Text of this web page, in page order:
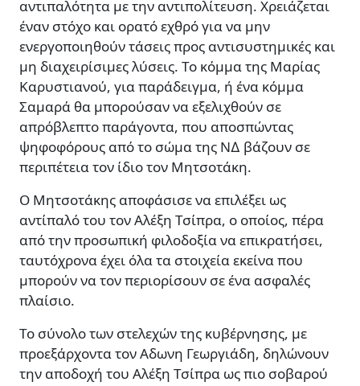
αντιπαλότητα µε την αντιπολίτευση. Χρειάζεται
έναν στόχο και ορατό εχθρό για να µην
ενεργοποιηθούν τάσεις προς αντισυστηµικές και
µη διαχειρίσιµες λύσεις. Το κόµµα της Μαρίας
Καρυστιανού, για παράδειγµα, ή ένα κόµµα
Σαµαρά θα µπορούσαν να εξελιχθούν σε
απρόβλεπτο παράγοντα, που αποσπώντας
ψηφοφόρους από το σώµα της Ν∆ βάζουν σε
περιπέτεια τον ίδιο τον Μητσοτάκη.
Ο Μητσοτάκης αποφάσισε να επιλέξει ως
αντίπαλό του τον Αλέξη Τσίπρα, ο οποίος, πέρα
από την προσωπική φιλοδοξία να επικρατήσει,
ταυτόχρονα έχει όλα τα στοιχεία εκείνα που
µπορούν να τον περιορίσουν σε ένα ασφαλές
πλαίσιο.
Το σύνολο των στελεχών της κυβέρνησης, µε
προεξάρχοντα τον Αδωνη Γεωργιάδη, δηλώνουν
την αποδοχή του Αλέξη Τσίπρα ως πιο σοβαρού